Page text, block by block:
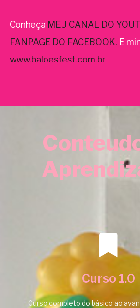
Conheça MEU CANAL DO
FANPAGE DO FACEBOOK. E
www.baloesfest.com.br
Curso 1.0
Curso completo do básico ao